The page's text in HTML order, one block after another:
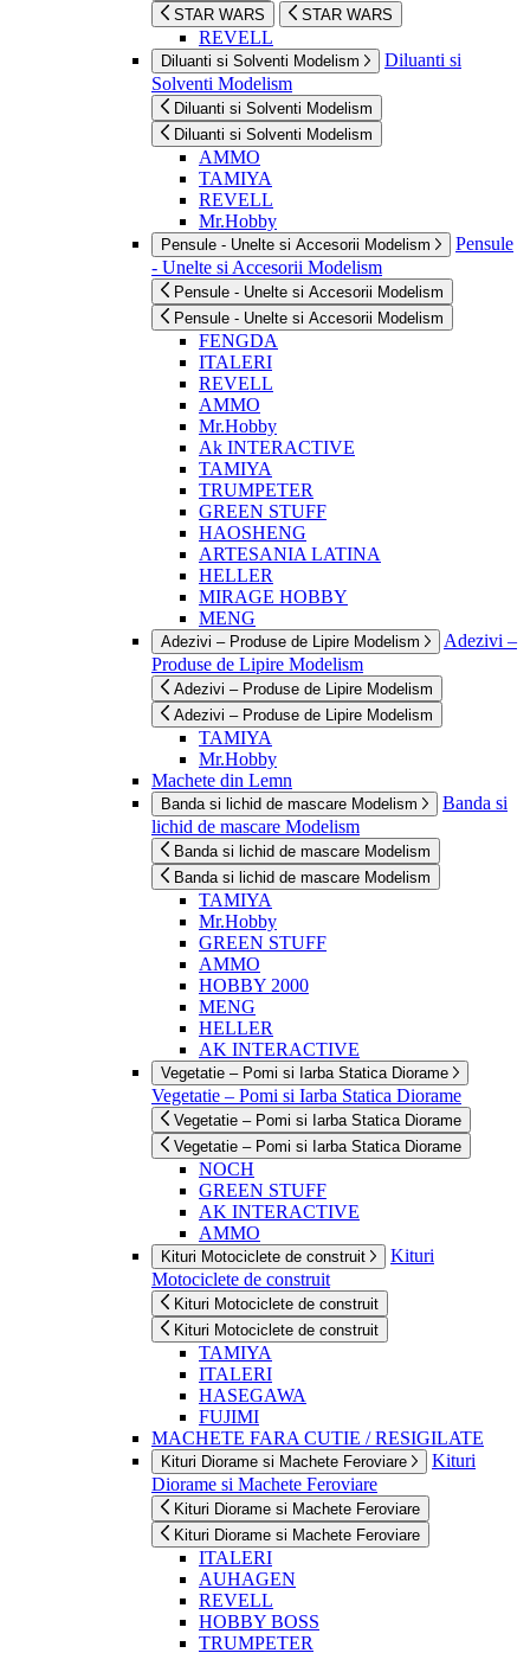
STAR WARS STAR WARS
REVELL
Diluanti si Solventi Modelism
Diluanti si
Solventi Modelism
Diluanti si Solventi Modelism
Diluanti si Solventi Modelism
AMMO
TAMIYA
REVELL
Mr.Hobby
Pensule - Unelte si Accesorii Modelism
Pensule
- Unelte si Accesorii Modelism
Pensule - Unelte si Accesorii Modelism
Pensule - Unelte si Accesorii Modelism
FENGDA
ITALERI
REVELL
AMMO
Mr.Hobby
Ak INTERACTIVE
TAMIYA
TRUMPETER
GREEN STUFF
HAOSHENG
ARTESANIA LATINA
HELLER
MIRAGE HOBBY
MENG
Adezivi – Produse de Lipire Modelism
Adezivi –
Produse de Lipire Modelism
Adezivi – Produse de Lipire Modelism
Adezivi – Produse de Lipire Modelism
TAMIYA
Mr.Hobby
Machete din Lemn
Banda si lichid de mascare Modelism
Banda si
lichid de mascare Modelism
Banda si lichid de mascare Modelism
Banda si lichid de mascare Modelism
TAMIYA
Mr.Hobby
GREEN STUFF
AMMO
HOBBY 2000
MENG
HELLER
AK INTERACTIVE
Vegetatie – Pomi si Iarba Statica Diorame
Vegetatie – Pomi si Iarba Statica Diorame
Vegetatie – Pomi si Iarba Statica Diorame
Vegetatie – Pomi si Iarba Statica Diorame
NOCH
GREEN STUFF
AK INTERACTIVE
AMMO
Kituri Motociclete de construit
Kituri
Motociclete de construit
Kituri Motociclete de construit
Kituri Motociclete de construit
TAMIYA
ITALERI
HASEGAWA
FUJIMI
MACHETE FARA CUTIE / RESIGILATE
Kituri Diorame si Machete Feroviare
Kituri
Diorame si Machete Feroviare
Kituri Diorame si Machete Feroviare
Kituri Diorame si Machete Feroviare
ITALERI
AUHAGEN
REVELL
HOBBY BOSS
TRUMPETER